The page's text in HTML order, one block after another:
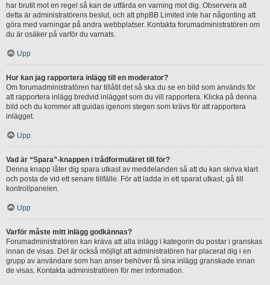
har brutit mot en regel så kan de utfärda en varning mot dig. Observera att
detta är administratörens beslut, och att phpBB Limited inte har någonting att
göra med varningar på andra webbplatser. Kontakta forumadministratören om
du är osäker på varför du varnats.
Upp
Hur kan jag rapportera inlägg till en moderator?
Om forumadministratören har tillåtit det så ska du se en bild som används för
att rapportera inlägg bredvid inlägget som du vill rapportera. Klicka på denna
bild och du kommer att guidas igenom stegen som krävs för att rapportera
inlägget.
Upp
Vad är “Spara”-knappen i trådformuläret till för?
Denna knapp låter dig spara utkast av meddelanden så att du kan skriva klart
och posta de vid ett senare tillfälle. För att ladda in ett sparat utkast, gå till
kontrollpanelen.
Upp
Varför måste mitt inlägg godkännas?
Forumadministratören kan kräva att alla inlägg i kategorin du postar i granskas
innan de visas. Det är också möjligt att administratören har placerat dig i en
grupp av användare som han anser behöver få sina inlägg granskade innan
de visas. Kontakta administratören för mer information.